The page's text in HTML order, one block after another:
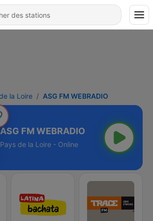
la Loire ASG FM WEBRADIO
ASG FM WEBRADIO
Pays de la Loire - Online